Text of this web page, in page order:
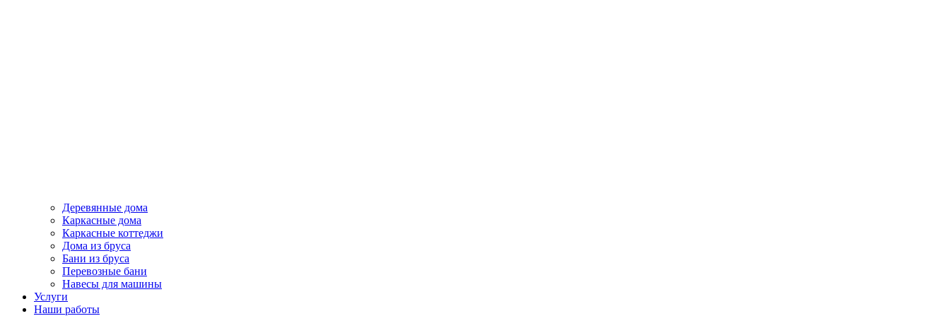
Деревянные дома
Каркасные дома
Каркасные коттеджи
Дома из бруса
Бани из бруса
Перевозные бани
Навесы для машины
Услуги
Наши работы